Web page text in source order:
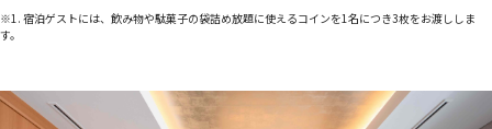
※1. 宿泊ゲストには、飲み物や駄菓子の袋詰め放題に使えるコインを1名につき3枚をお渡ししま
す。